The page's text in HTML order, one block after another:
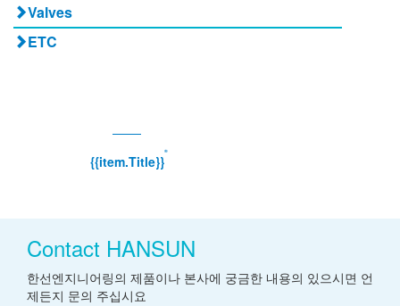
Valves
ETC
{{item.Title}}
®
Contact HANSUN
한선엔지니어링의 제품이나 본사에 궁금한 내용의 있으시면 언
제든지 문의 주십시요